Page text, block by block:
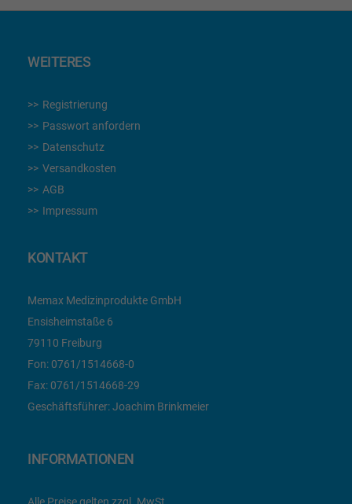
WEITERES
Registrierung
Passwort anfordern
Datenschutz
Versandkosten
AGB
Impressum
KONTAKT
Memax Medizinprodukte GmbH
Ensisheimstaße 6
79110 Freiburg
Fon: 0761/1514668-0
Fax: 0761/1514668-29
Geschäftsführer: Joachim Brinkmeier
INFORMATIONEN